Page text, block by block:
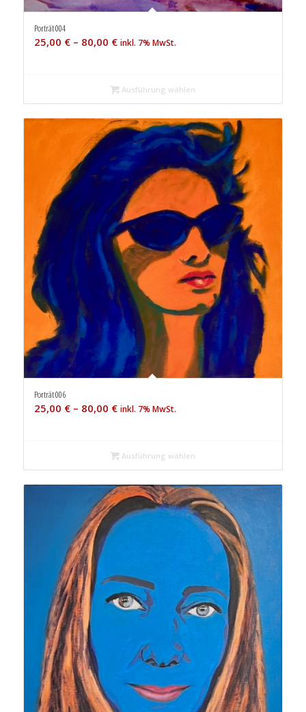
Porträt 004
25,00 €– 80,00 € inkl. 7% MwSt.
Ausführung wählen
Porträt 006
25,00 €– 80,00 € inkl. 7% MwSt.
Ausführung wählen